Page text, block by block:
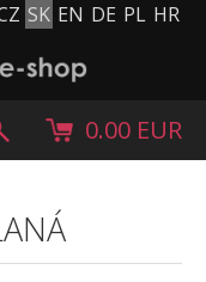
SK EN DE PL HR
0.00 EUR